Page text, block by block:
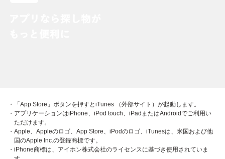
・「App Store」ボタンを押すとiTunes （外部サイト）が起動します。
・アプリケーションはiPhone、iPod touch、iPadまたはAndroidでご利用い
ただけます。
・Apple、Appleのロゴ、App Store、iPodのロゴ、iTunesは、米国および他
国のApple Inc.の登録商標です。
・iPhone商標は、アイホン株式会社のライセンスに基づき使用されていま